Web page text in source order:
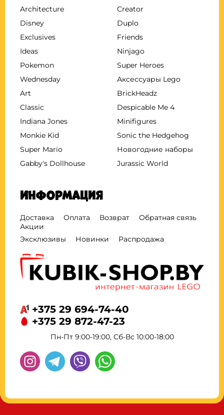
Architecture
Creator
Disney
Duplo
Exclusives
Friends
Ideas
Ninjago
Pokemon
Super Heroes
Wednesday
Аксессуары Lego
Art
BrickHeadz
Classic
Despicable Me 4
Indiana Jones
Minifigures
Monkie Kid
Sonic the Hedgehog
Super Mario
Новогодние наборы
Gabby's Dollhouse
Jurassic World
Информация
Доставка Оплата Возврат
Обратная связь
Акции
Эксклюзивы
Новинки Распродажа
+375 29 694-74-40
+375 29 872-47-23
Пн-Пт 9:00-19:00, Сб-Вс 10:00-18:00